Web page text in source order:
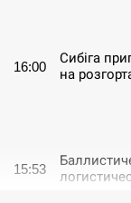
16:00
Сибіга
на
15:53